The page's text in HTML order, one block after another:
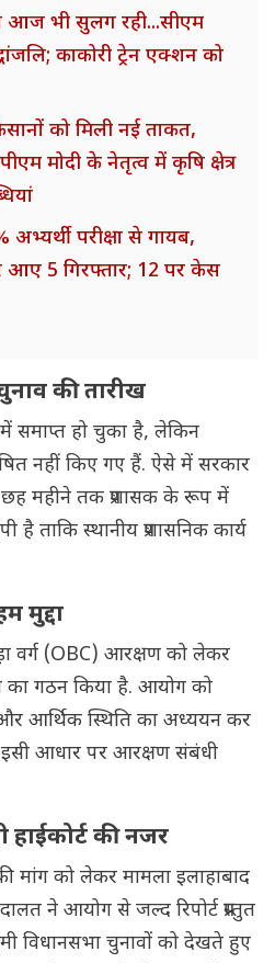
आज भी सुलग रही...सीएम
काकोरी ट्रेन एक्शन को
को मिली नई ताकत,
मोदी के नेतृत्व में कृषि क्षेत्र
अभ्यर्थी परीक्षा से गायब,
5 गिरफ्तार; 12 पर केस
की तारीख
में समाप्त हो चुका है, लेकिन
नहीं किए गए हैं. ऐसे में सरकार
छह महीने तक प्रशासक के रूप में
है ताकि स्थानीय प्रशासनिक कार्य
मुद्दा
वर्ग (OBC) आरक्षण को लेकर
गठन किया है. आयोग को
आर्थिक स्थिति का अध्ययन कर
इसी आधार पर आरक्षण संबंधी
हाईकोर्ट की नजर
मांग को लेकर मामला इलाहाबाद
ने आयोग से जल्द रिपोर्ट प्रस्तुत
विधानसभा चुनावों को देखते हुए